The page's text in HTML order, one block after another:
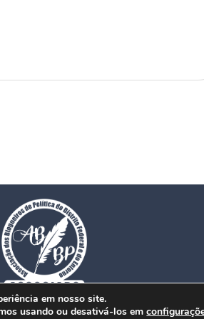
- Todos os direitos reservados.
em nosso site.
usando ou desativá-los em